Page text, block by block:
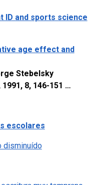
ID and sports science
age effect and
Stebelsky
8, 146-151 …
escolares
disminuído